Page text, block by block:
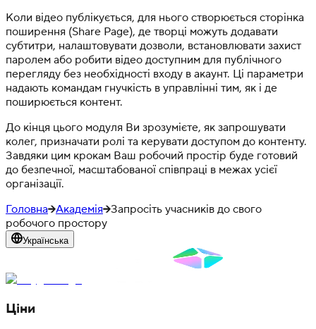
Коли відео публікується, для нього створюється сторінка
поширення (Share Page), де творці можуть додавати
субтитри, налаштовувати дозволи, встановлювати захист
паролем або робити відео доступним для публічного
перегляду без необхідності входу в акаунт. Ці параметри
надають командам гнучкість в управлінні тим, як і де
поширюється контент.
До кінця цього модуля Ви зрозумієте, як запрошувати
колег, призначати ролі та керувати доступом до контенту.
Завдяки цим крокам Ваш робочий простір буде готовий
до безпечної, масштабованої співпраці в межах усієї
організації.
Головна Академія Запросіть учасників до свого
робочого простору
Українська
Ціни